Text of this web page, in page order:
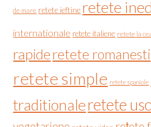
de mare retete ieftine retete
internationale retete italiene retete la
rapideretete romanesti
retete simple retete spaniole
traditionaleretete